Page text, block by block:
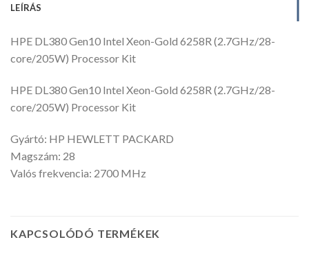
LEÍRÁS
HPE DL380 Gen10 Intel Xeon-Gold 6258R (2.7GHz/28-
core/205W) Processor Kit
HPE DL380 Gen10 Intel Xeon-Gold 6258R (2.7GHz/28-
core/205W) Processor Kit
Gyártó: HP HEWLETT PACKARD
Magszám: 28
Valós frekvencia: 2700 MHz
KAPCSOLÓDÓ TERMÉKEK